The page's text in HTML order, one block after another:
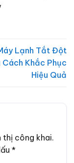
Lạnh Tắt Đột
Cách Khắc Phục
Hiệu Quả
thị công khai.
*